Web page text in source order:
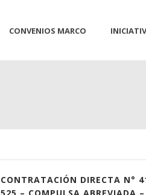
CONVENIOS MARCO
CONTRATACIÓN DIRECTA N°